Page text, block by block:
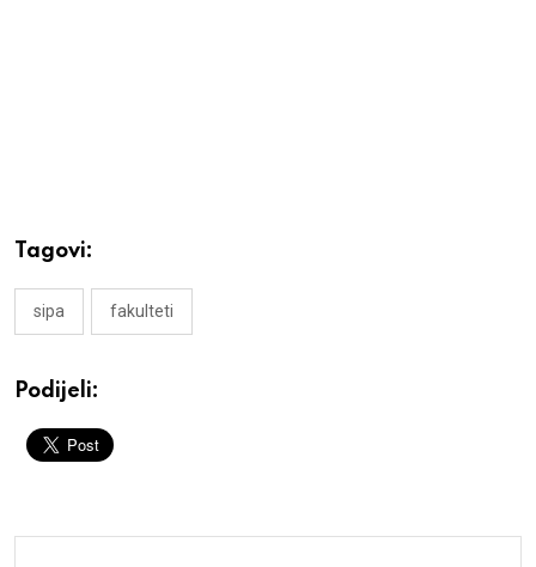
Tagovi:
sipa fakulteti
Podijeli: